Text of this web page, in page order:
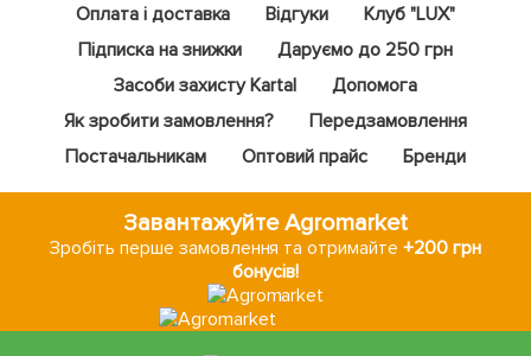
Оплата і доставка
Відгуки
Клуб "LUX"
Підписка на знижки
Даруємо до 250 грн
Засоби захисту Kartal
Допомога
Як зробити замовлення?
Передзамовлення
Постачальникам
Оптовий прайс Бренди
Завантажуйте Agromarket
Зробіть перше замовлення та отримайте+200 грн
бонусів!